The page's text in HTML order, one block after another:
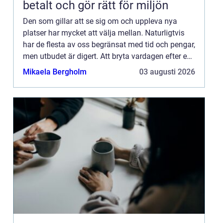
betalt och gör rätt för miljön
Den som gillar att se sig om och uppleva nya
platser har mycket att välja mellan. Naturligtvis
har de flesta av oss begränsat med tid och pengar,
men utbudet är digert. Att bryta vardagen efter en
tids gnetande och sparande för en...
Mikaela Bergholm 03 augusti 2026